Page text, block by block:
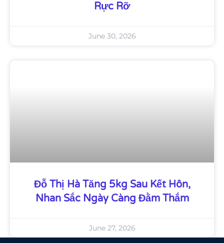
Rực Rỡ
June 30, 2026
Đỗ Thị Hà Tăng 5kg Sau Kết Hôn,
Nhan Sắc Ngày Càng Đằm Thắm
June 27, 2026